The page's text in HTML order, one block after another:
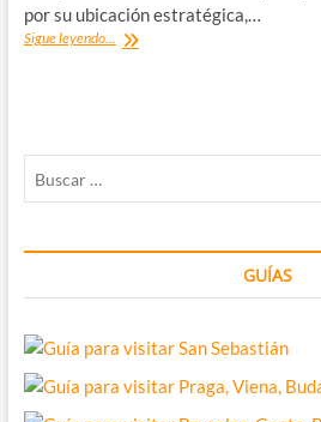
por su ubicación estratégica,…
Sigue leyendo... Qué
GUÍAS